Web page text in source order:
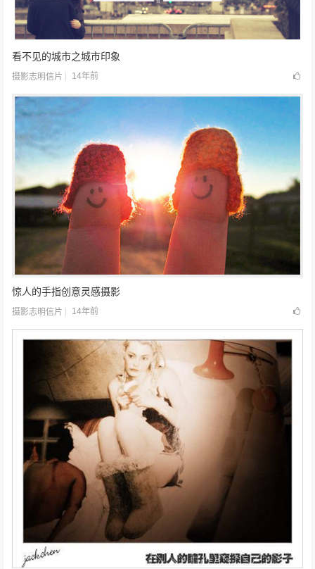
看不见的城市之城市印象
摄影志明信片 14年前
惊人的手指创意灵感摄影
摄影志明信片 14年前